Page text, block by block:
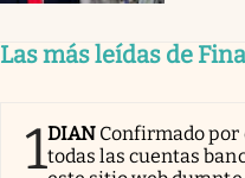
Las más leídas de
1DIAN Confirmado por
todas las cuentas